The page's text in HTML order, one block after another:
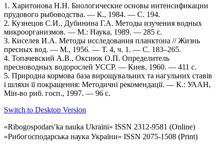
1. Харитонова Н.Н. Биологические основы интенсификации
прудового рыбоводства. — К., 1984. — С. 194.
2. Кузнецов С.И., Дубинина Г.А. Методы изучения водных
микроорганизмов. — М.: Наука, 1989. — 285 с.
3. Киселев И.А. Методы исследования планктона // Жизнь
пресных вод. — М., 1956. — Т. 4, ч. 1. — С. 183–265.
4. Топачевский А.В., Оксиюк О.П. Определитель
пресноводных водорослей УССР. — Киев, 1960. — 411 с.
5. Природна кормова база вирощувальних та нагульних ставів
і шляхи її покращення: Методичні рекомендації. — К.: УААН,
Мін-во риб. госп., 1997. — 96 с.
Switch to Desktop Version
«Ribogospodarsʹka nauka Ukraïni» ISSN 2312-9581 (Online)
«Рибогосподарська наука України» ISSN 2075-1508 (Print)